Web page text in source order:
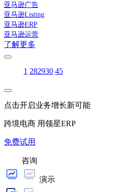
亚马逊广告
亚马逊Listing
亚马逊ERP
亚马逊运营
了解更多
1 282930 45
点击开启业务增长新可能
跨境电商 用领星ERP
免费试用
咨询
演示